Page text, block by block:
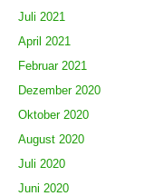
Juli 2021
April 2021
Februar 2021
Dezember 2020
Oktober 2020
August 2020
Juli 2020
Juni 2020